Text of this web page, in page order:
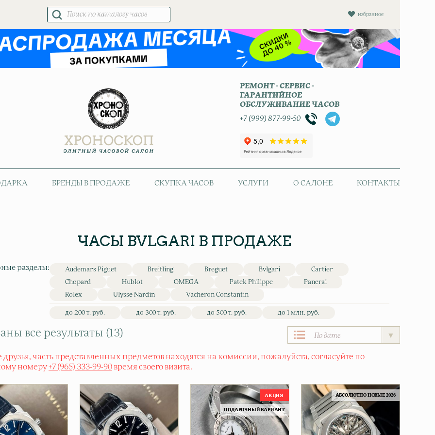
избранное
Поиск
товаров
РЕМОНТ - СЕРВИС -
ГАРАНТИЙНОЕ
ОБСЛУЖИВАНИЕ ЧАСОВ
+7 (999) 877-99-50
БРЕНДЫ В ПРОДАЖЕ СКУПКА ЧАСОВ УСЛУГИ О САЛОНЕ КОНТАКТЫ
ЧАСЫ BVLGARI В ПРОДАЖЕ
разделы: Audemars Piguet Breitling Breguet Bvlgari
Cartier
Chopard
Hublot OMEGA Patek Philippe
Panerai
Rolex
Ulysse Nardin Vacheron Constantin
до 200 т. руб. до 300 т. руб. до 500 т. руб. до 1 млн. руб.
все результаты (13)
друзья, часть представленных предметов находятся на комиссии, пожалуйста, согласуйте по
номеру+7 (965) 333-99-90 время своего визита.
ПОДАРОЧНЫЙ ВАРИАНТ
АБСОЛЮТНО НОВЫЕ 2026